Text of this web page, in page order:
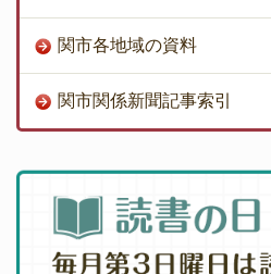
関市各地域の資料
関市関係新聞記事索引